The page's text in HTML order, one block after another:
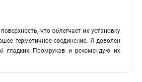
что облегчает их установку
герметичное соединение. Я доволен
гладких Промрукав и рекомендую их